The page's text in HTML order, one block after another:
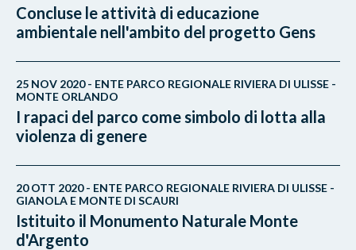
Concluse le attività di educazione
ambientale nell'ambito del progetto Gens
25 NOV 2020 - ENTE PARCO REGIONALE RIVIERA DI ULISSE -
MONTE ORLANDO
I rapaci del parco come simbolo di lotta alla
violenza di genere
20 OTT 2020 - ENTE PARCO REGIONALE RIVIERA DI ULISSE -
GIANOLA E MONTE DI SCAURI
Istituito il Monumento Naturale Monte
d'Argento